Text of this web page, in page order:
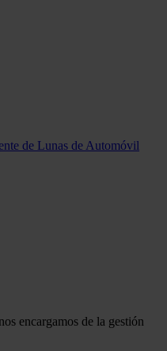
de Lunas de Automóvil
encargamos de la gestión